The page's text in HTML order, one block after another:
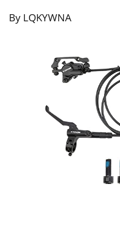
By LQKYWNA